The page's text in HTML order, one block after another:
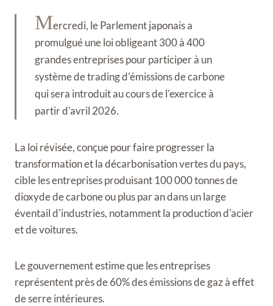
Mercredi, le Parlement japonais a
promulgué une loi obligeant 300 à 400
grandes entreprises pour participer à un
système de trading d'émissions de carbone
qui sera introduit au cours de l'exercice à
partir d'avril 2026.
La loi révisée, conçue pour faire progresser la
transformation et la décarbonisation vertes du pays,
cible les entreprises produisant 100 000 tonnes de
dioxyde de carbone ou plus par an dans un large
éventail d'industries, notamment la production d'acier
et de voitures.
Le gouvernement estime que les entreprises
représentent près de 60% des émissions de gaz à effet
de serre intérieures.